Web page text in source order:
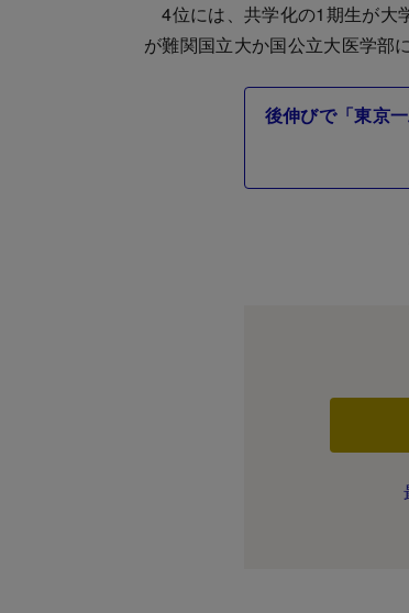
4位には、共学化の1期生が大
が難関国立大か国公立大医学部
後伸びで「東京